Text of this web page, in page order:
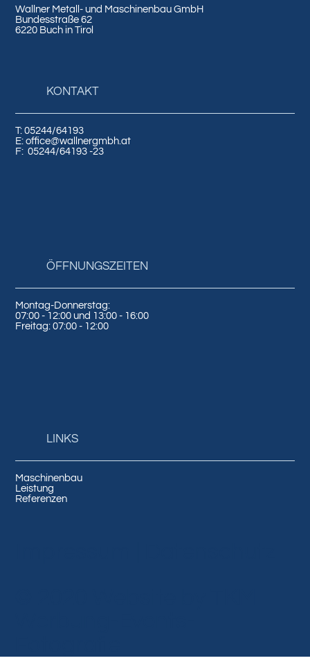
Wallner Metall- und Maschinenbau GmbH
Bundesstraße 62
6220 Buch in Tirol
KONTAKT
LINKS
T: 05244/64193
E: office@wallnergmbh.at
F:05244/64193-23
Maschinenbau
Leistung
Referenzen
ÖFFNUNGSZEITEN
Montag-Donnerstag:
07:00 - 12:00 und 13:00 - 16:00
Freitag: 07:00 - 12:00